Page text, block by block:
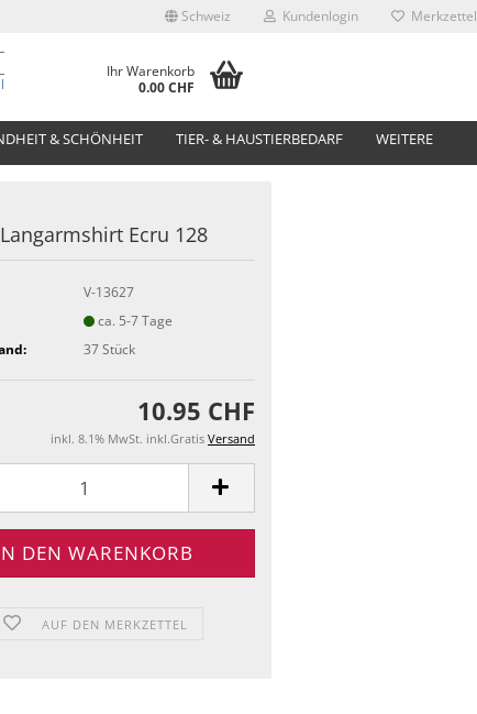
Schweiz Kundenlogin Merkzettel
Ihr Warenkorb
0.00 CHF
& SCHÖNHEIT TIER- & HAUSTIERBEDARF WEITERE
Ecru 128
V-13627
ca. 5-7 Tage
37Stück
10.95 CHF
inkl. 8.1% MwSt. inkl.Gratis Versand
AUF DEN MERKZETTEL